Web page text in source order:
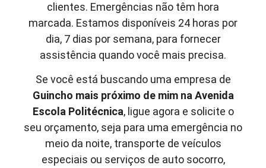
clientes. Emergências não têm hora
marcada. Estamos disponíveis 24 horas por
dia, 7 dias por semana, para fornecer
assistência quando você mais precisa.
Se você está buscando uma empresa de
Guincho mais próximo de mim na Avenida
Escola Politécnica, ligue agora e solicite o
seu orçamento, seja para uma emergência no
meio da noite, transporte de veículos
especiais ou serviços de auto socorro,